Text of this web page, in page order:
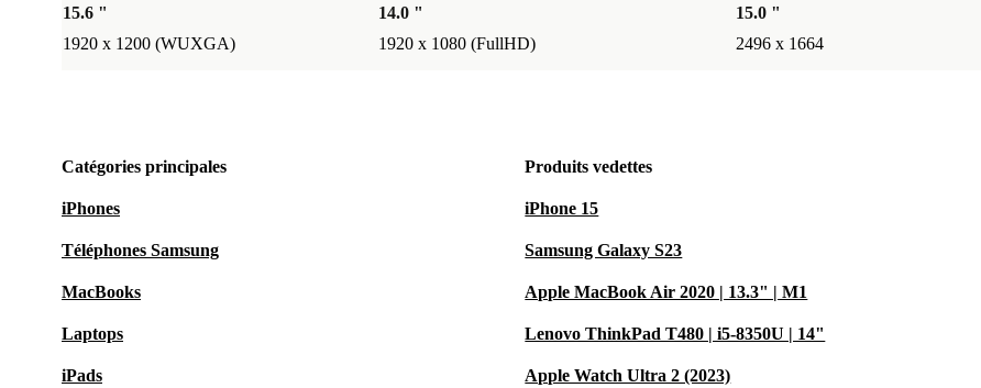
15.6 "
1920 x 1200 (WUXGA)
14.0 "
1920 x 1080 (FullHD)
15.0 "
2496 x 1664
Catégories principales
iPhones
Téléphones Samsung
MacBooks
Laptops
iPads
Produits vedettes
iPhone 15
Samsung Galaxy S23
Apple MacBook Air 2020 | 13.3" | M1
Lenovo ThinkPad T480 | i5-8350U | 14"
Apple Watch Ultra 2 (2023)